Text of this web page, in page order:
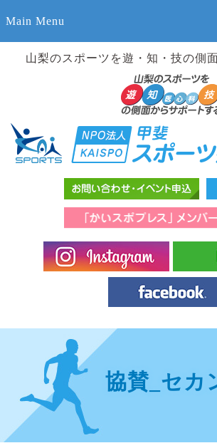
Main Menu
山梨のスポーツを遊・知・技の側
協賛_セカ